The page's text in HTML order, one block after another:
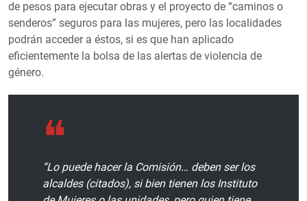
de pesos para ejecutar obras y el proyecto de “caminos o
senderos” seguros para las mujeres, pero las localidades
podrán acceder a éstos, si es que han aplicado
eficientemente la bolsa de las alertas de violencia de
género.
“Lo puede hacer la Comisión… deben ser los
alcaldes (citados), si bien tienen los Instituto